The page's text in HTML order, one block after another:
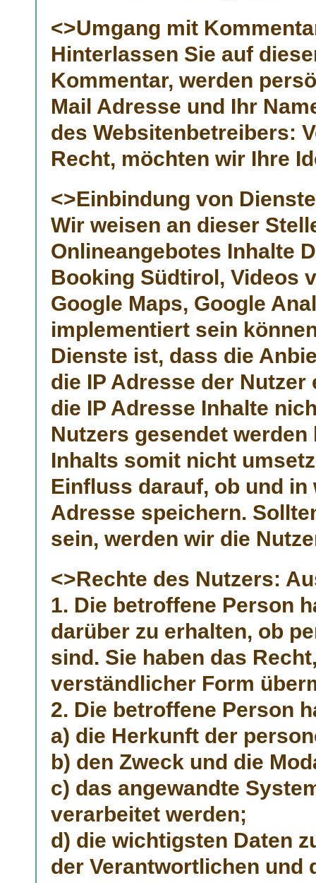
<>Umgang mit
Hinterlassen Sie auf
Kommentar, werden
Mail Adresse und Ihr
des Websitenbetreibers:
Recht, möchten wir Ihre
<>Einbindung von
Wir weisen an dieser
Onlineangebotes Inhalte
Booking Südtirol, Videos
Google Maps, Google
implementiert sein
Dienste ist, dass die
die IP Adresse der
die IP Adresse Inhalte
Nutzers gesendet
Inhalts somit nicht
Einfluss darauf, ob und
Adresse speichern.
sein, werden wir die
<>Rechte des Nutzers:
1. Die betroffene Person
darüber zu erhalten, ob
sind. Sie haben das
verständlicher Form
2. Die betroffene Person
a) die Herkunft der
b) den Zweck und die
c) das angewandte
verarbeitet werden;
d) die wichtigsten Daten
der Verantwortlichen und